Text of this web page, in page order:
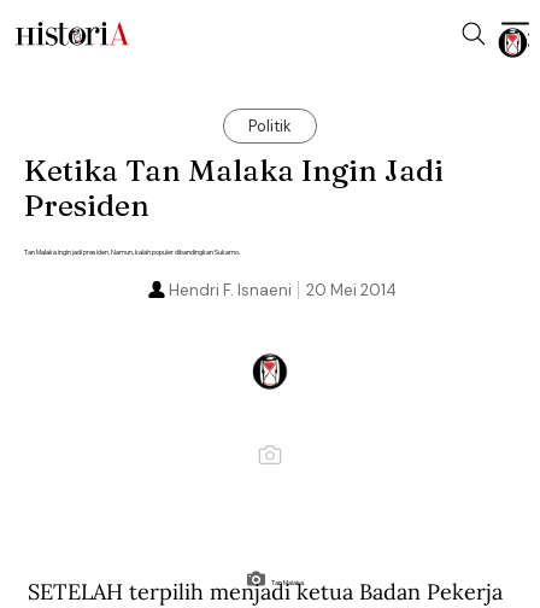
Politik
Ketika Tan Malaka Ingin Jadi
Presiden
Tan Malaka ingin jadi presiden. Namun, kalah populer dibandingkan Sukarno.
20 Mei 2014
Hendri F. Isnaeni
Tan Malaka.
SETELAH terpilih menjadi ketua Badan Pekerja